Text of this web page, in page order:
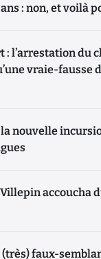
: non, et voilà
l’arrestation du
vraie-fausse
la nouvelle
accoucha
faux-